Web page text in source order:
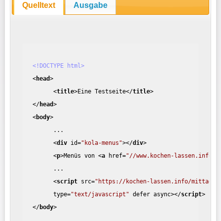
Quelltext Ausgabe
<!DOCTYPE html>
<head>
<title>Eine Testseite</title>
</head>
<body>
...
<div id="kola-menus"></div>
<p>Menüs von <a href="//www.kochen-lassen.info"
...
<script src="https://kochen-lassen.info/
type="text/javascript" defer async></script>
</body>